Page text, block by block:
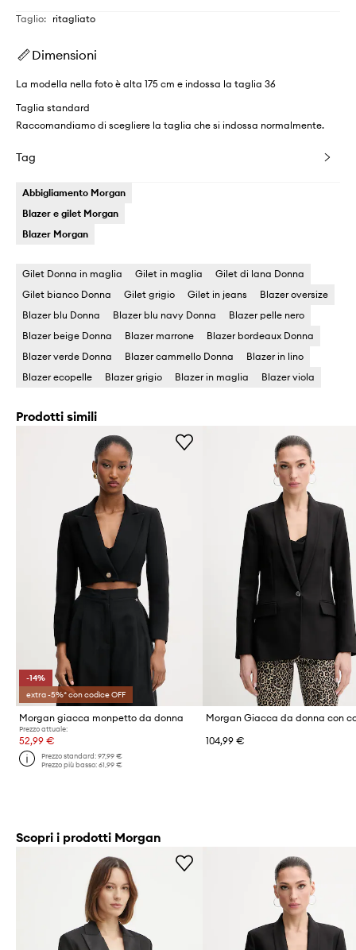
Taglio: ritagliato
Dimensioni
La modella nella foto è alta 175 cm e indossa la taglia 36
Taglia standard
Raccomandiamo di scegliere la taglia che si indossa normalmente.
Tag
Abbigliamento Morgan
Blazer e gilet Morgan
Blazer Morgan
Gilet Donna in maglia Gilet in maglia
Gilet di lana Donna
Gilet bianco Donna
Gilet grigio Gilet in jeans
Blazer oversize
Blazer blu Donna
Blazer blu navy Donna
Blazer pelle nero
Blazer beige Donna
Blazer marrone
Blazer bordeaux Donna
Blazer verde Donna
Blazer cammello Donna
Blazer in lino
Blazer ecopelle
Blazer grigio Blazer in maglia Blazer viola
Prodotti simili
-14%
extra -5%* con codice OFF
Morgan giacca monpetto da donna
Prezzo attuale:
52,99 €
Prezzo standard:97,99 €
Prezzo più basso:61,99 €
Morgan Giacca da donna con
104,99 €
Scopri i prodotti Morgan